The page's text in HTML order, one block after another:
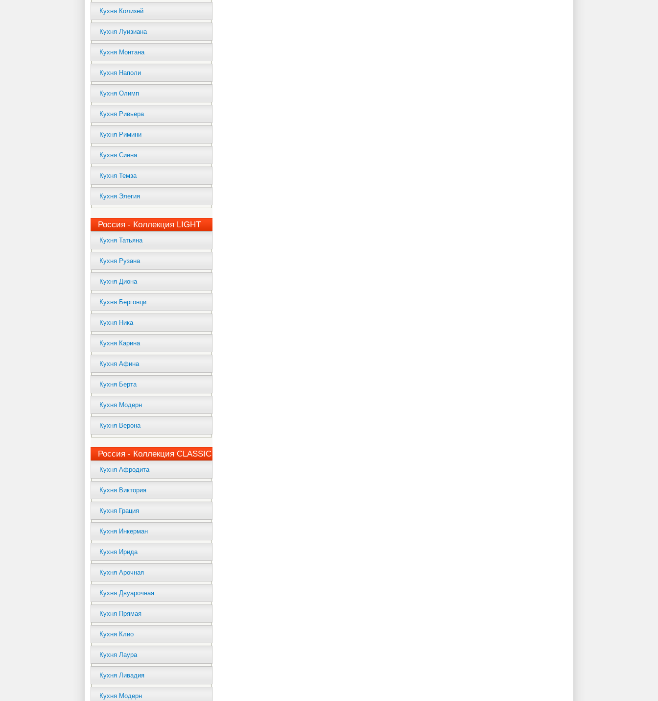
Кухня Колизей
Кухня Луизиана
Кухня Монтана
Кухня Наполи
Кухня Олимп
Кухня Ривьера
Кухня Римини
Кухня Сиена
Кухня Темза
Кухня Элегия
Россия - Коллекция LIGHT
Кухня Татьяна
Кухня Рузана
Кухня Диона
Кухня Бергонци
Кухня Ника
Кухня Карина
Кухня Афина
Кухня Берта
Кухня Модерн
Кухня Верона
Россия - Коллекция CLASSIC
Кухня Афродита
Кухня Виктория
Кухня Грация
Кухня Инкерман
Кухня Ирида
Кухня Арочная
Кухня Двуарочная
Кухня Прямая
Кухня Клио
Кухня Лаура
Кухня Ливадия
Кухня Модерн